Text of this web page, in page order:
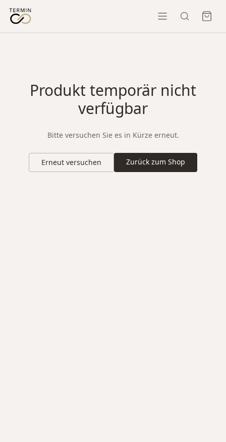
Produkt temporär nicht
verfügbar
Bitte versuchen Sie es in Kürze erneut.
Erneut versuchen Zurück zum Shop